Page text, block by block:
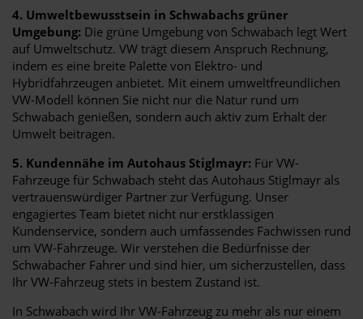
4. Umweltbewusstsein in Schwabachs grüner
Umgebung: Die grüne Umgebung von Schwabach legt Wert
auf Umweltschutz. VW trägt diesem Anspruch Rechnung,
indem es eine breite Palette von Elektro- und
Hybridfahrzeugen anbietet. Mit einem umweltfreundlichen
VW-Modell können Sie nicht nur die Natur rund um
Schwabach genießen, sondern auch aktiv zum Erhalt der
Umwelt beitragen.
5. Kundennähe im Autohaus Stiglmayr: Für VW-
Fahrzeuge für Schwabach steht das Autohaus Stiglmayr als
vertrauenswürdiger Partner zur Verfügung. Unser
engagiertes Team bietet nicht nur erstklassigen
Kundenservice, sondern auch umfassendes Fachwissen rund
um VW-Fahrzeuge. Wir verstehen die Bedürfnisse der
Schwabacher Fahrer und sind hier, um sicherzustellen, dass
Ihr VW-Fahrzeug stets in bestem Zustand ist.
In Schwabach wird Ihr VW-Fahrzeug zu mehr als nur einem